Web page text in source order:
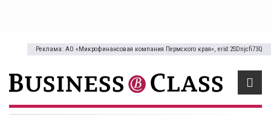
Реклама: АО «Микрофинансовая компания Пермского края», erid:2SDnjcfi73Q